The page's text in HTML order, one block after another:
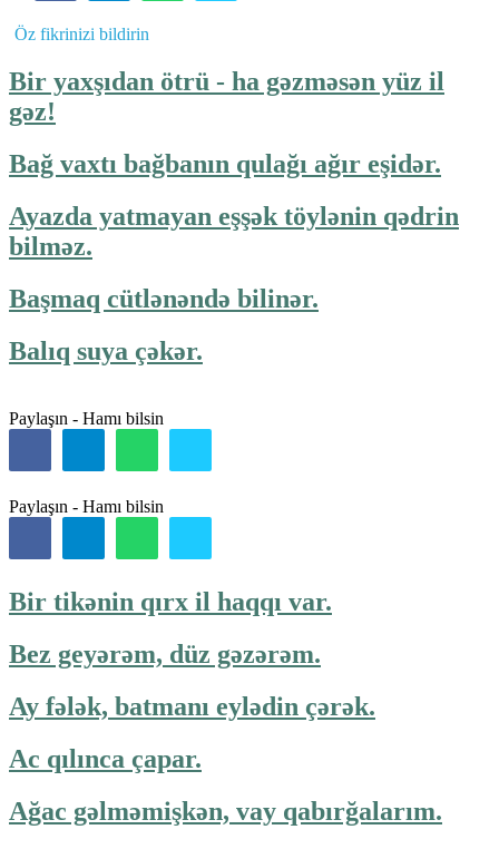
Öz fikrinizi bildirin
Bir yaxşıdan ötrü - ha gəzməsən yüz il
gəz!
Bağ vaxtı bağbanın qulağı ağır eşidər.
Ayazda yatmayan eşşək töylənin qədrin
bilməz.
Başmaq cütlənəndə bilinər.
Balıq suya çəkər.
Paylaşın - Hamı bilsin
Paylaşın - Hamı bilsin
Bir tikənin qırx il haqqı var.
Bez geyərəm, düz gəzərəm.
Ay fələk, batmanı eylədin çərək.
Ac qılınca çapar.
Ağac gəlməmişkən, vay qabırğalarım.